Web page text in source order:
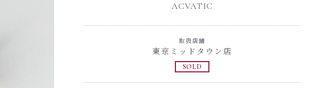
ACVATIC
取扱店舗
東京ミッドタウン店
SOLD